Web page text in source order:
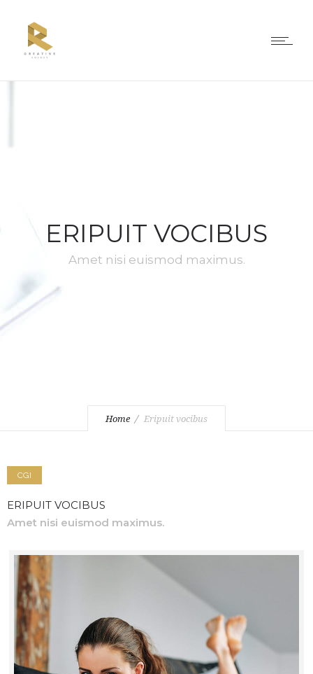
ERIPUIT VOCIBUS
Amet nisi euismod maximus.
Home Eripuit vocibus
CGI
ERIPUIT VOCIBUS
Amet nisi euismod maximus.